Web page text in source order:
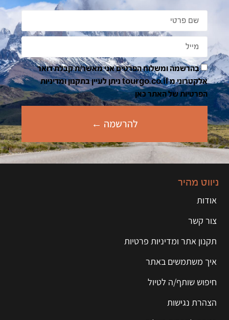
בהרשמה ומשלוח הפרטים אני מאשר/ת קבלת דואר
אלקטרוני מ tourgo.co.il ניתן לעיין בתקנון ומדיניות
הפרטיות של האתר כאן
להרשמה ←
ניווט מהיר
אודות
צור קשר
תקנון אתר ומדיניות פרטיות
איך משתמשים באתר
חיפוש שותף/ה לטיול
הצהרת נגישות